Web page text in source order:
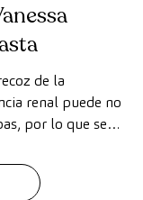
de la
renal puede no
por lo que se
Paracelso
un diagnóstico